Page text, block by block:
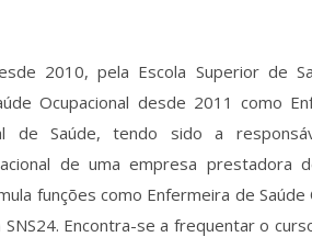
2010, pela Escola Superior de
Ocupacional desde 2011 como
de Saúde, tendo sido a
de uma empresa prestadora
funções como Enfermeira de Saúde
Encontra-se a frequentar o